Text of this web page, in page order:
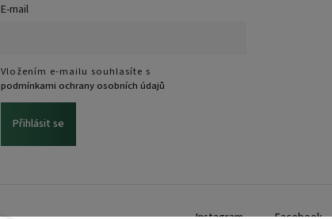
E-mail
Vložením e-mailu souhlasíte s
podmínkami ochrany osobních údajů
Přihlásit se